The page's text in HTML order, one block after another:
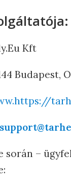
Kft
Budapest,
során –